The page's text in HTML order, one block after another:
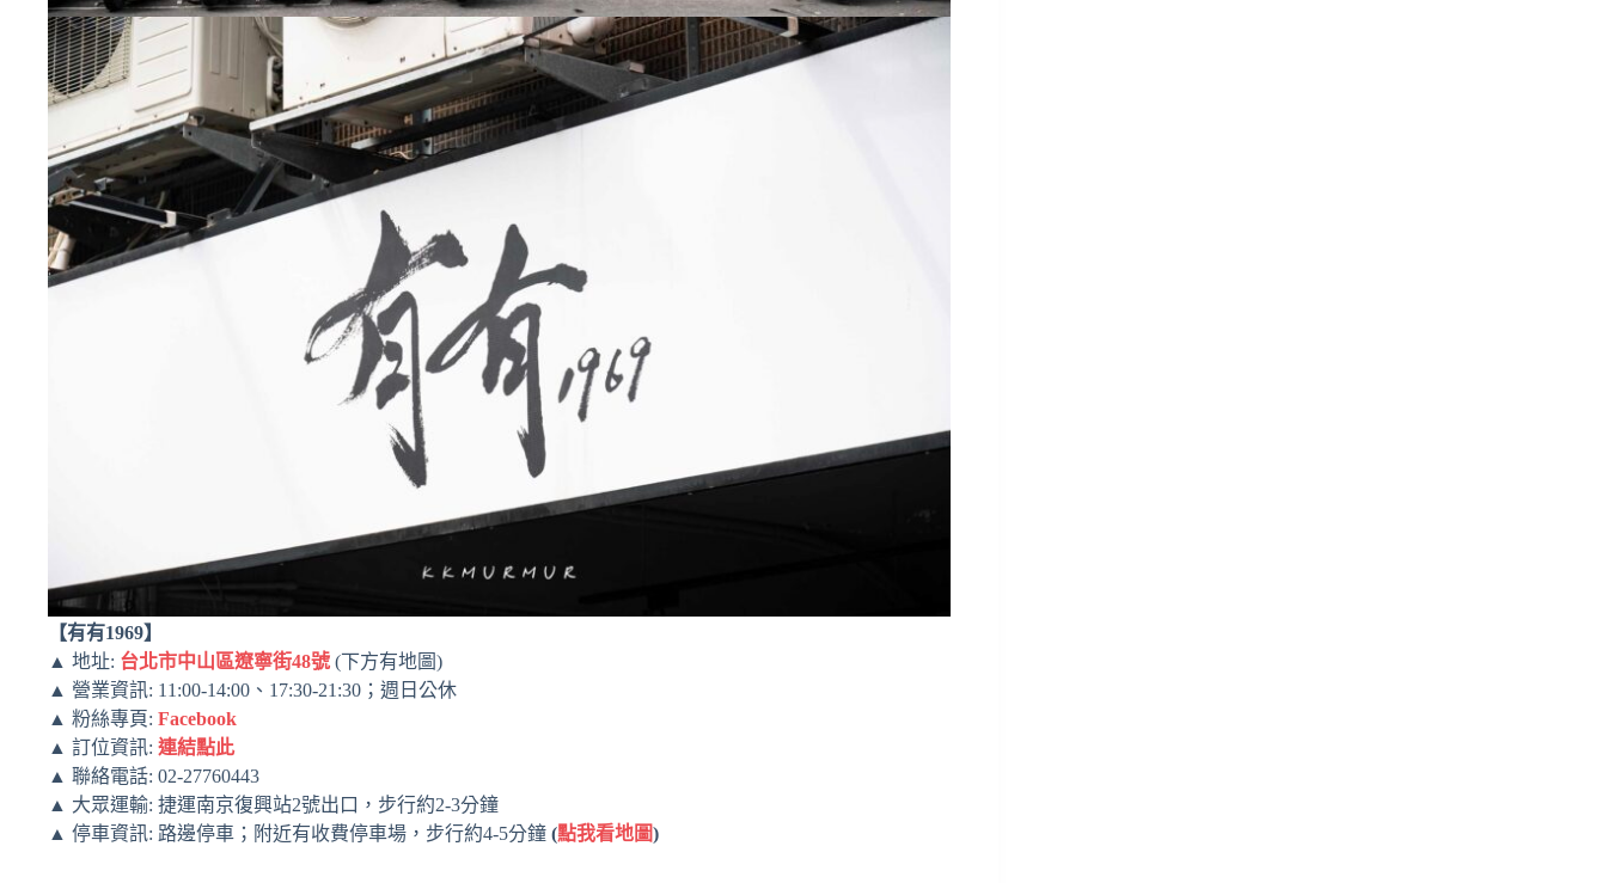
【有有1969】
▲ 地址: 台北市中山區遼寧街48號 (下方有地圖)
▲ 營業資訊: 11:00-14:00、17:30-21:30；週日公休
▲ 粉絲專頁: Facebook
▲ 訂位資訊: 連結點此
▲ 聯絡電話: 02-27760443
▲ 大眾運輸: 捷運南京復興站2號出口，步行約2-3分鐘
▲ 停車資訊: 路邊停車；附近有收費停車場，步行約4-5分鐘 (點我看地圖)